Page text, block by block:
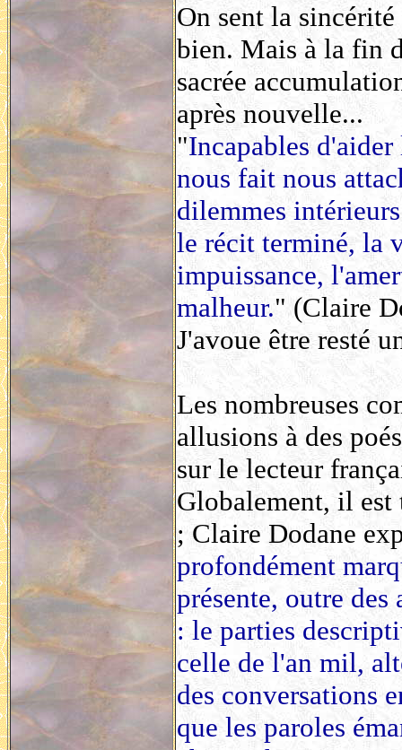
On sent la
bien. Mais à la fin
sacrée
après nouvelle...
"Incapables
nous fait nous
dilemmes
le récit terminé, la
impuissance,
malheur." (Claire
J'avoue être resté
Les nombreuses
allusions à des
sur le lecteur
Globalement, il
; Claire Dodane
profondément
présente, outre
: le parties
celle de l'an mil,
des conversations
que les paroles